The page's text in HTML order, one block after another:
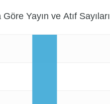
Göre Yayın ve Atıf Sayıları